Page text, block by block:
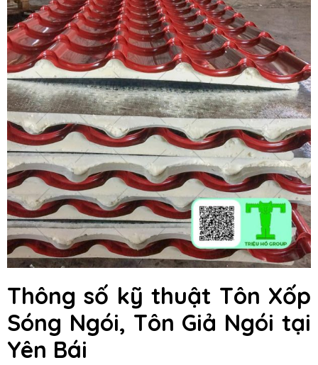
Thông số kỹ thuật Tôn Xốp
Sóng Ngói, Tôn Giả Ngói tại
Yên Bái